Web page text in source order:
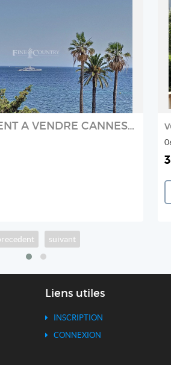
APPARTEMENT A VENDRE CANNES PALM BEACH
suivant
Liens utiles
INSCRIPTION
CONNEXION